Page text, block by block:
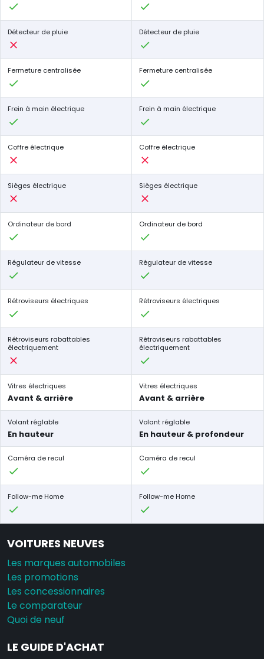
Détecteur de pluie Détecteur de pluie
Fermeture centralisée Fermeture centralisée
Frein à main électrique Frein à main électrique
Coffre électrique Coffre électrique
Sièges électrique Sièges électrique
Ordinateur de bord Ordinateur de bord
Régulateur de vitesse Régulateur de vitesse
Rétroviseurs électriques Rétroviseurs électriques
Rétroviseurs rabattables
électriquement
Rétroviseurs rabattables
électriquement
Vitres électriques
Avant & arrière
Vitres électriques
Avant & arrière
Volant réglable
En hauteur
Volant réglable
En hauteur & profondeur
Caméra de recul Caméra de recul
Follow-me Home Follow-me Home
VOITURES NEUVES
Les marques automobiles
Les promotions
Les concessionnaires
Le comparateur
Quoi de neuf
LE GUIDE D'ACHAT